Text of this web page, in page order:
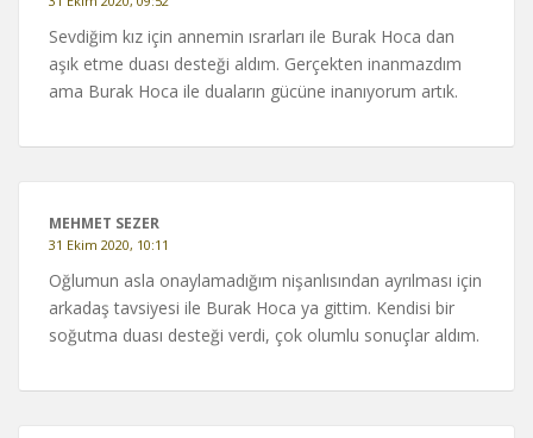
Sevdiğim kız için annemin ısrarları ile Burak Hoca dan
aşık etme duası desteği aldım. Gerçekten inanmazdım
ama Burak Hoca ile duaların gücüne inanıyorum artık.
MEHMET SEZER
31 Ekim 2020, 10:11
Oğlumun asla onaylamadığım nişanlısından ayrılması için
arkadaş tavsiyesi ile Burak Hoca ya gittim. Kendisi bir
soğutma duası desteği verdi, çok olumlu sonuçlar aldım.